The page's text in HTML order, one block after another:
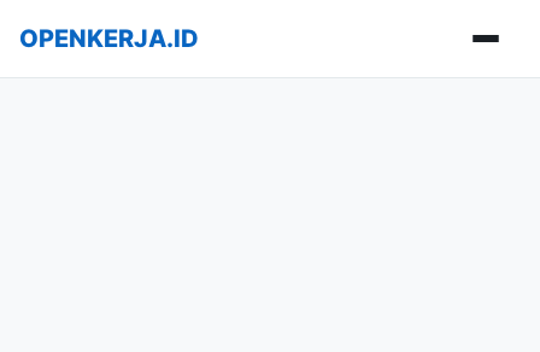
OPENKERJA.ID